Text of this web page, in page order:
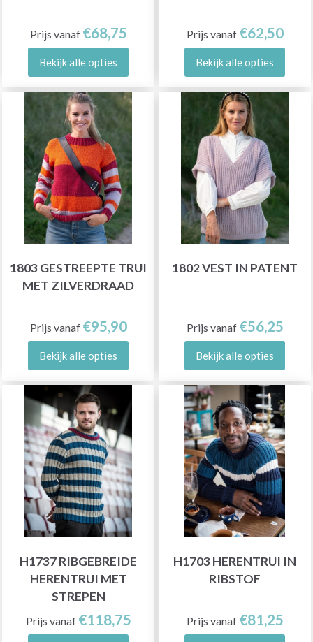
Prijs vanaf €68,75
Bekijk alle opties
Prijs vanaf €62,50
Bekijk alle opties
1803 GESTREEPTE TRUI
MET ZILVERDRAAD
Prijs vanaf €95,90
Bekijk alle opties
1802 VEST IN PATENT
Prijs vanaf €56,25
Bekijk alle opties
H1737 RIBGEBREIDE
HERENTRUI MET
STREPEN
Prijs vanaf €118,75
H1703 HERENTRUI IN
RIBSTOF
Prijs vanaf €81,25